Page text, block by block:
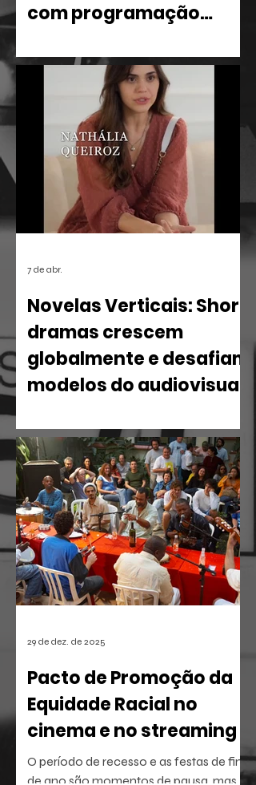
com programação
Janeiro recebe o projeto Sérgio
Ricardo Memória Viva Ocupa
Universidades, uma iniciativa que leva o
vasto acervo e a filosofia de um dos
maiores intelectuais da cultura brasileira
para o centro do debate acadêmico.
Novelas Verticais: Short
dramas crescem
globalmente e desafiam
modelos do audiovisual
em 2026 confirma uma tendência
irreversível: o espectador busca
narrativas ágeis, dramáticas e
estritamente verticais.
7 de abr.
Pacto de Promoção da
Equidade Racial no
cinema e no streaming
O período de recesso e as festas de fim
de ano são momentos de pausa, mas
29 de dez. de 2025